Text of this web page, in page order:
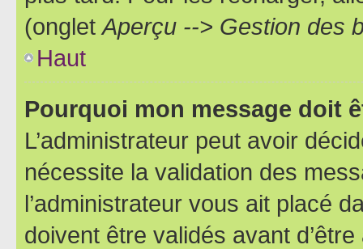
(ongletAperçu --> Gestion des
Haut
Pourquoi mon message doit
L’administrateur peut avoir
nécessite la validation des
l’administrateur vous ait placé
doivent être validés avant